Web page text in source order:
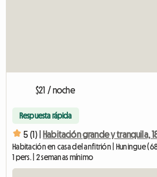
$21 / noche
Respuesta rápida
5 (1) |
Habitación en casa del anfitrión | Huningue
1 pers. | 2 semanas mínimo